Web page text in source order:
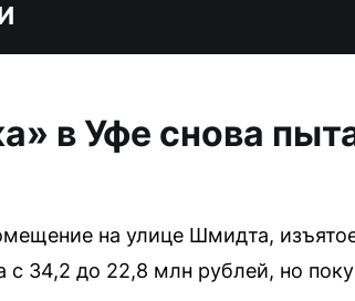
в Уфе снова
на улице Шмидта,
34,2 до 22,8 млн рублей, но